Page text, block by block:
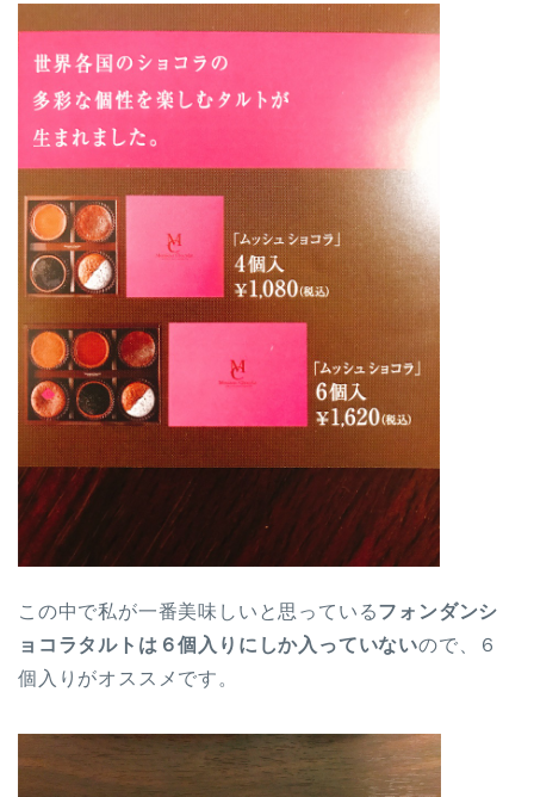
この中で私が一番美味しいと思っているフォンダンシ
ョコラタルトは６個入りにしか入っていないので、６
個入りがオススメです。